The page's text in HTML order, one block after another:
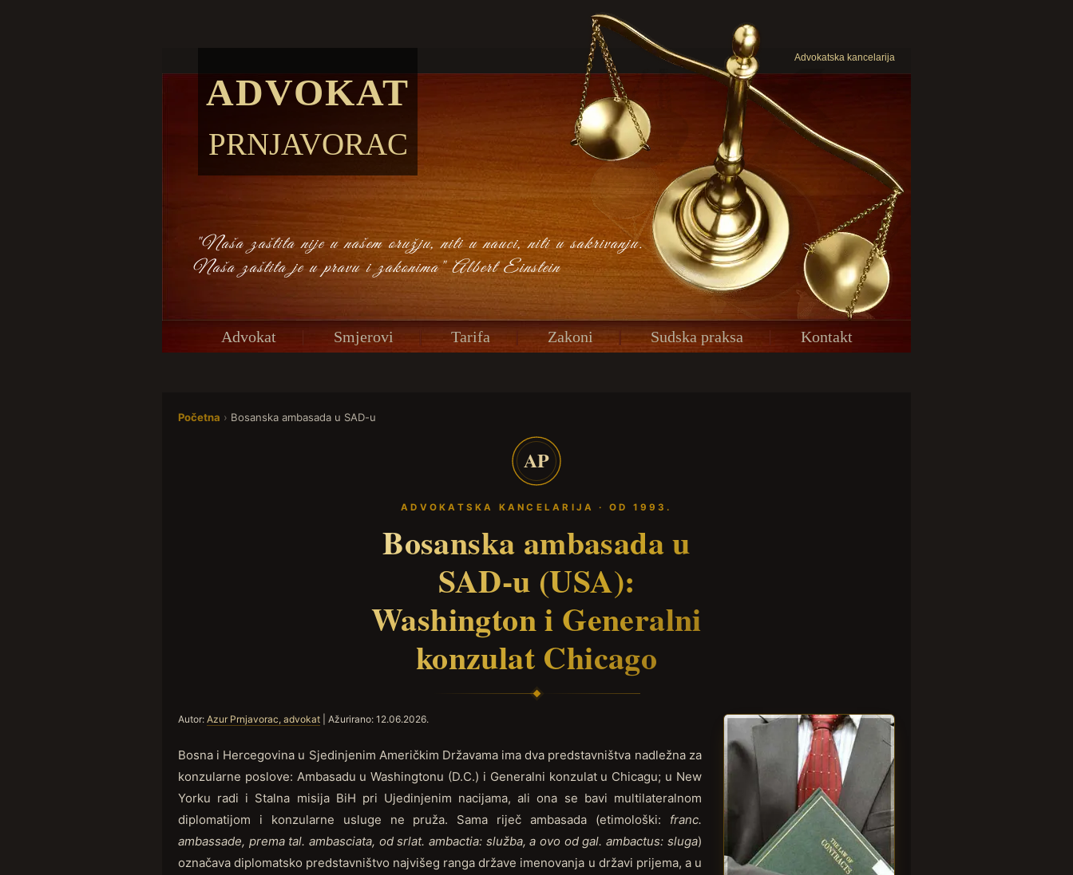
Advokatska kancelarija
ADVOKAT
PRNJAVORAC
"Naša zaštita nije u našem oružju, niti u nauci, niti u sakrivanju.
Naša zaštita je u pravu i zakonima" Albert Einstein
Advokat Smjerovi Tarifa Zakoni Sudska praksa Kontakt
Početna › Bosanska ambasada u SAD-u
AP
ADVOKATSKA KANCELARIJA · OD 1993.
Bosanska ambasada u
SAD-u (USA):
Washington i Generalni
konzulat Chicago
Autor: Azur Prnjavorac, advokat | Ažurirano: 12.06.2026.
Bosna i Hercegovina u Sjedinjenim Američkim Državama ima dva predstavništva nadležna za
konzularne poslove: Ambasadu u Washingtonu (D.C.) i Generalni konzulat u Chicagu; u New
Yorku radi i Stalna misija BiH pri Ujedinjenim nacijama, ali ona se bavi multilateralnom
diplomatijom i konzularne usluge ne pruža. Sama riječ ambasada (etimološki: franc.
ambassade, prema tal. ambasciata, od srlat. ambactia: služba, a ovo od gal. ambactus: sluga)
označava diplomatsko predstavništvo najvišeg ranga države imenovanja u državi prijema, a u